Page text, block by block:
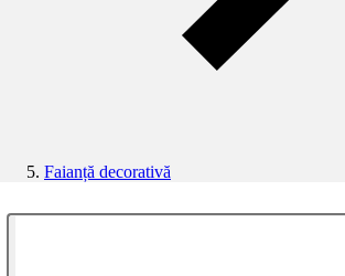
Faianță decorativă